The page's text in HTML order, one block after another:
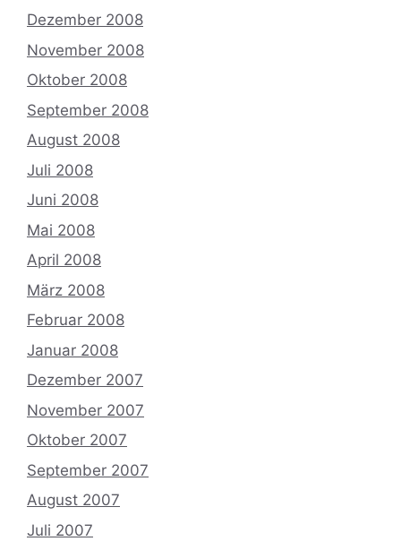
Dezember 2008
November 2008
Oktober 2008
September 2008
August 2008
Juli 2008
Juni 2008
Mai 2008
April 2008
März 2008
Februar 2008
Januar 2008
Dezember 2007
November 2007
Oktober 2007
September 2007
August 2007
Juli 2007